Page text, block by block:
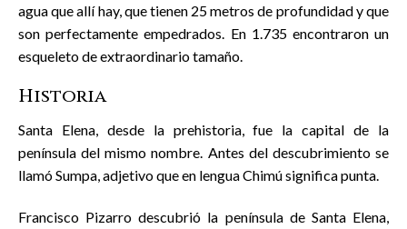
agua que allí hay, que tienen 25 metros de profundidad y que
son perfectamente empedrados. En 1.735 encontraron un
esqueleto de extraordinario tamaño.
Historia
Santa Elena, desde la prehistoria, fue la capital de la
península del mismo nombre. Antes del descubrimiento se
llamó Sumpa, adjetivo que en lengua Chimú significa punta.
Francisco Pizarro descubrió la península de Santa Elena,